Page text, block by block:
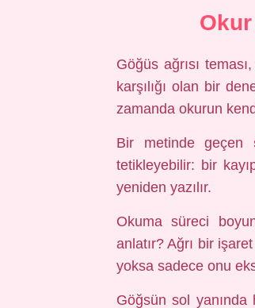
Göğüs ağrısı
karşılığı olan bir
zamanda okurun
Bir metinde geçen
tetikleyebilir: bir
yeniden yazılır.
Okuma süreci
anlatır? Ağrı bir
yoksa sadece onu
Göğsün sol yanında